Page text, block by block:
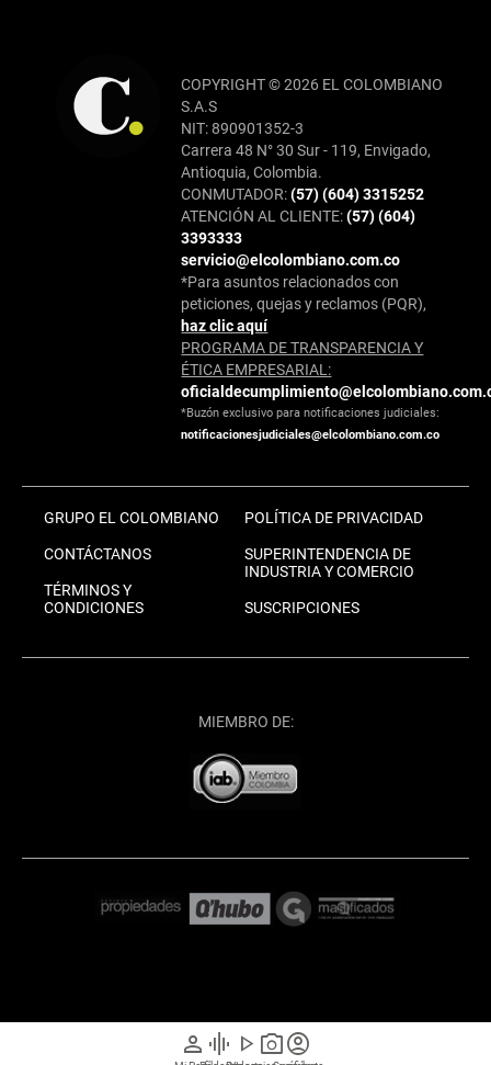
person graphic_eq play_arrow photo_cameraaccount_circle
COPYRIGHT © 2026 EL COLOMBIANO
S.A.S
NIT: 890901352-3
Carrera 48 N° 30 Sur - 119, Envigado,
Antioquia, Colombia.
CONMUTADOR:(57) (604) 3315252
ATENCIÓN AL CLIENTE:(57) (604)
3393333
servicio@elcolombiano.com.co
*Para asuntos relacionados con
peticiones, quejas y reclamos (PQR),
haz clic aquí
PROGRAMA DE TRANSPARENCIA Y
ÉTICA EMPRESARIAL:
*Buzón exclusivo para notificaciones judiciales:
notificacionesjudiciales@elcolombiano.com.co
GRUPO EL COLOMBIANO
CONTÁCTANOS
TÉRMINOS Y
CONDICIONES
POLÍTICA DE PRIVACIDAD
SUPERINTENDENCIA DE
INDUSTRIA Y COMERCIO
SUSCRIPCIONES
MIEMBRO DE: